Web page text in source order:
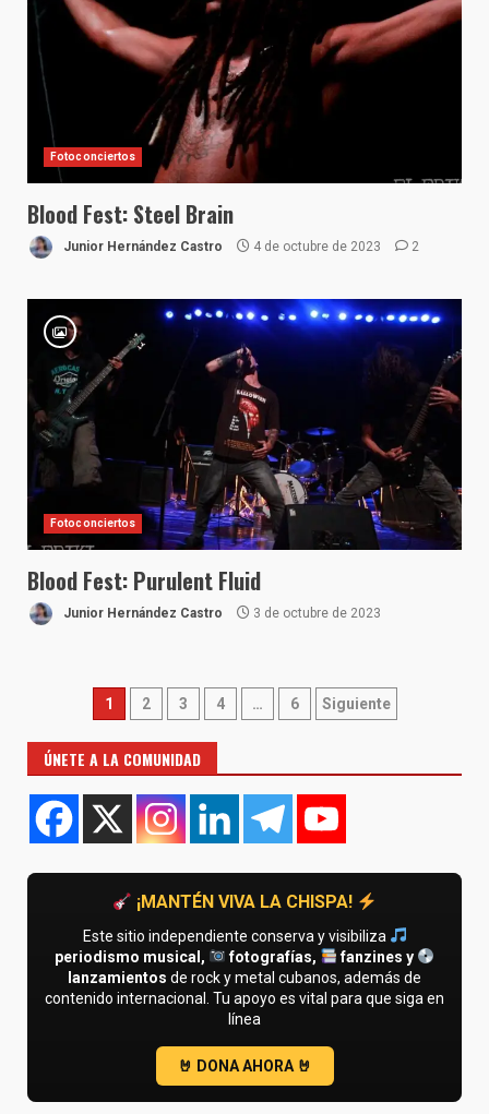
Fotoconciertos
Blood Fest: Steel Brain
Junior Hernández Castro 4 de octubre de 2023 2
Fotoconciertos
Blood Fest: Purulent Fluid
Junior Hernández Castro 3 de octubre de 2023
Paginación
de
entradas
1 2 3 4 … 6 Siguiente
ÚNETE A LA COMUNIDAD
¡MANTÉN VIVA LA CHISPA!
Este sitio independiente conserva y visibiliza
periodismo musical,
fotografías,
fanzines y
lanzamientos de rock y metal cubanos, además de
contenido internacional. Tu apoyo es vital para que siga en
línea